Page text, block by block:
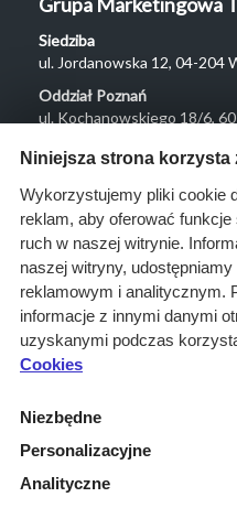
Siedziba
ul. Jordanowska 12, 04-204
Oddział Poznań
ul. Kochanowskiego 18/6,
Menu
O nas
Rozwiązania
Monitoring
przetargów
Raporty
przetargowe
Kontakt
Kontakt
Niniejsza strona
Wykorzystujemy pliki cookie
reklam, aby oferować funkcje
ruch w naszej witrynie.
naszej witryny,
reklamowym i analitycznym.
informacje z innymi danymi
uzyskanymi podczas
Cookies
Niezbędne
Personalizacyjne
Analityczne